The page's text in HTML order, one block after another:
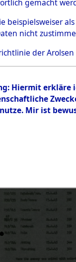
0009
gemacht
beispielsweiser
nicht
der Arolsen
Hiermit erkläre
Mir ist